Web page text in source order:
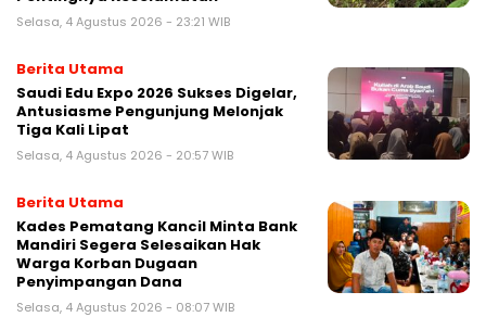
Selasa, 4 Agustus 2026 - 23:21 WIB
Berita Utama
Saudi Edu Expo 2026 Sukses Digelar,
Antusiasme Pengunjung Melonjak
Tiga Kali Lipat
Selasa, 4 Agustus 2026 - 20:57 WIB
Berita Utama
Kades Pematang Kancil Minta Bank
Mandiri Segera Selesaikan Hak
Warga Korban Dugaan
Penyimpangan Dana
Selasa, 4 Agustus 2026 - 08:07 WIB